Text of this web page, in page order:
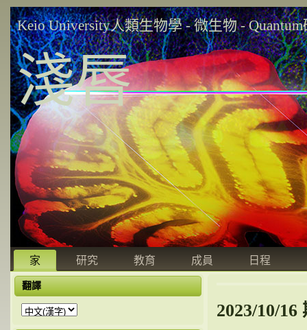
Keio University人類生物學 - 微生物 -
淺唇
家 研究 教育 成員 日程
翻譯
2023/10/